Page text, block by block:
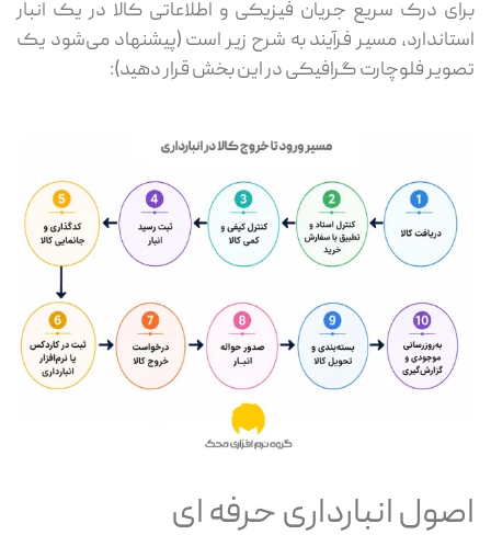
درک سریع جریان فیزیکی و اطلاعاتی کالا در یک انبار
مسیر فرآیند به شرح زیر است (پیشنهاد می‌شود یک
فلوچارت گرافیکی در این بخش قرار دهید):
انبارداری حرفه ای